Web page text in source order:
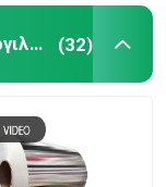
Ο μύλος τελειώνει τη σπείρα αργιλίου (32)